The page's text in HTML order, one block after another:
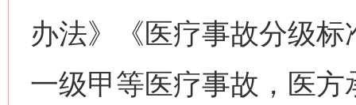
办法》《医疗事故分级
一级甲等医疗事故，医